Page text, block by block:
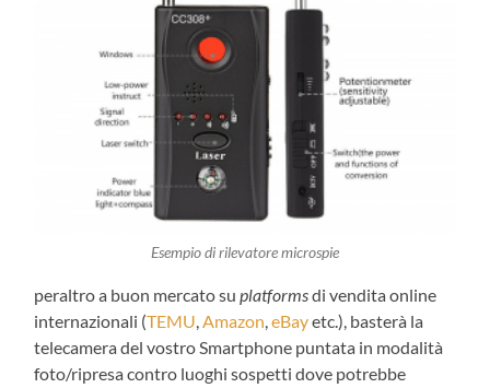
Esempio di rilevatore microspie
peraltro a buon mercato suplatformsdi vendita online
internazionali (TEMU,Amazon,eBayetc.), basterà la
telecamera del vostro Smartphone puntata in modalità
foto/ripresa contro luoghi sospetti dove potrebbe